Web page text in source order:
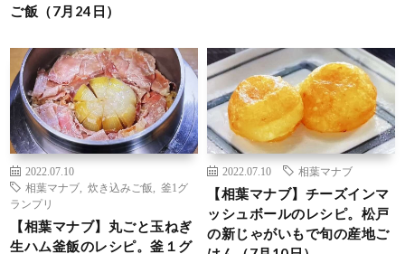
ご飯（7月24日）
2022.07.10
相葉マナブ ,炊き込みご飯 ,釜1グ
ランプリ
【相葉マナブ】丸ごと玉ねぎ
生ハム釜飯のレシピ。釜１グ
2022.07.10 相葉マナブ
【相葉マナブ】チーズインマ
ッシュボールのレシピ。松戸
の新じゃがいもで旬の産地ご